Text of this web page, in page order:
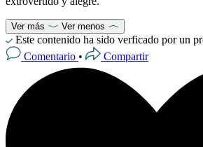
Ver más Ver menos
Este contenido ha sido verficado por un
Comentario • Compartir